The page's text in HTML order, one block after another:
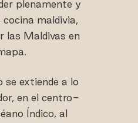
plenamente y
maldivia,
las Maldivas en
se extiende a lo
en el centro-
Índico, al